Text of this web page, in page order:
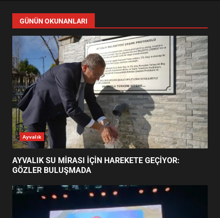
7
YENİ YÖNETİM NASIL
ŞEKİLLENDİ?
1
AYVALIK SU MİRASI İÇİN
HAREKETE GEÇİYOR: GÖZLER
BULUŞMADA
2
ESA 2026’DA TÜRK BAHARATI
NEYİ TEMSİL ETTİ?
EİB’DE KRİTİK ATAMA:
SÜRDÜRÜLEBİLİRLİKTE NE
DEĞİŞECEK?
GÜNÜN OKUNANLARI
Ayvalık
AYVALIK SU MİRASI İÇİN HAREKETE GEÇİYOR:
GÖZLER BULUŞMADA